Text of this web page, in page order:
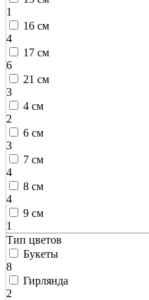
1
16 см
4
17 см
6
21 см
3
4 см
2
6 см
3
7 см
4
8 см
4
9 см
1
Тип цветов
Букеты
8
Гирлянда
2